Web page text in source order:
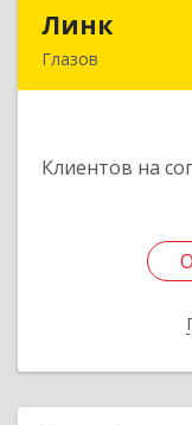
Линк
Глазов
Клиентов на